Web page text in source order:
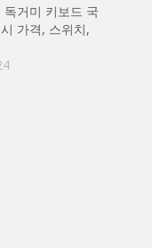
독거미 키보드 국
가격, 스위치,